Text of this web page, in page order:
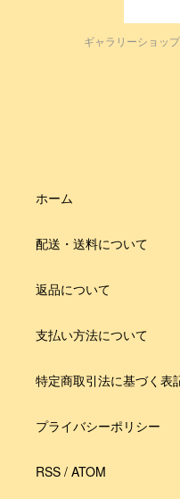
ギャラリーショッ
ホーム
配送・送料について
返品について
支払い方法について
特定商取引法に基づく表
プライバシーポリシー
RSS / ATOM